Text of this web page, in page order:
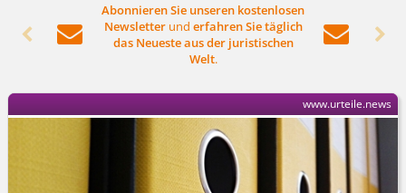
 
Abonnieren Sie unseren kostenlosen
Newsletterund erfahren Sie täglich
das Neueste aus der juristischen
Welt.
 
www.urteile.news